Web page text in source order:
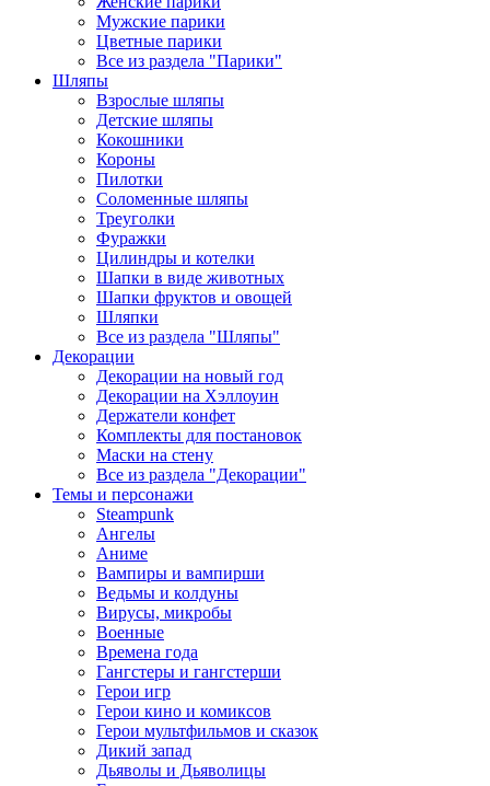
Мужские парики
Цветные парики
Все из раздела "Парики"
Шляпы
Взрослые шляпы
Детские шляпы
Кокошники
Короны
Пилотки
Соломенные шляпы
Треуголки
Фуражки
Цилиндры и котелки
Шапки в виде животных
Шапки фруктов и овощей
Шляпки
Все из раздела "Шляпы"
Декорации
Декорации на новый год
Декорации на Хэллоуин
Держатели конфет
Комплекты для постановок
Маски на стену
Все из раздела "Декорации"
Темы и персонажи
Steampunk
Ангелы
Аниме
Вампиры и вампирши
Ведьмы и колдуны
Вирусы, микробы
Военные
Времена года
Гангстеры и гангстерши
Герои игр
Герои кино и комиксов
Герои мультфильмов и сказок
Дикий запад
Дьяволы и Дьяволицы